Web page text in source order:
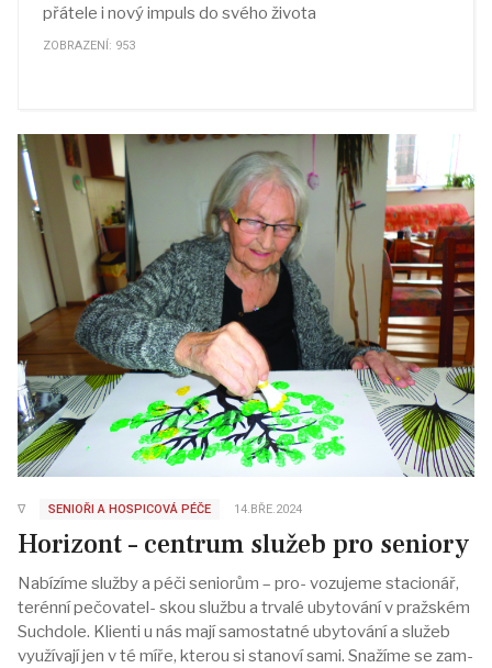
přátele i nový impuls do svého života
ZOBRAZENÍ: 953
∇ SENIOŘI A HOSPICOVÁ PÉČE 14.BŘE.2024
Horizont – centrum služeb pro seniory
Nabízíme služby a péči seniorům – pro- vozujeme stacionář,
terénní pečovatel- skou službu a trvalé ubytování v pražském
Suchdole. Klienti u nás mají samostatné ubytování a služeb
využívají jen v té míře, kterou si stanoví sami. Snažíme se zam-